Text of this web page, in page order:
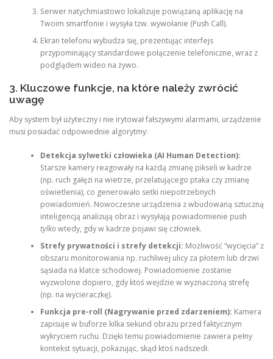
Serwer natychmiastowo lokalizuje powiązaną aplikację na
Twoim smartfonie i wysyła tzw. wywołanie (Push Call).
Ekran telefonu wybudza się, prezentując interfejs
przypominający standardowe połączenie telefoniczne, wraz z
podglądem wideo na żywo.
3. Kluczowe funkcje, na które należy zwrócić
uwagę
Aby system był użyteczny i nie irytował fałszywymi alarmami, urządzenie
musi posiadać odpowiednie algorytmy:
Detekcja sylwetki człowieka (AI Human Detection):
Starsze kamery reagowały na każdą zmianę pikseli w kadrze
(np. ruch gałęzi na wietrze, przelatującego ptaka czy zmianę
oświetlenia), co generowało setki niepotrzebnych
powiadomień. Nowoczesne urządzenia z wbudowaną sztuczną
inteligencją analizują obraz i wysyłają powiadomienie push
tylkowtedy, gdy w kadrze pojawi się człowiek.
Strefy prywatności i strefy detekcji: Możliwość “wycięcia” z
obszaru monitorowania np. ruchliwej ulicy za płotem lub drzwi
sąsiada na klatce schodowej. Powiadomienie zostanie
wyzwolone dopiero, gdy ktoś wejdzie w wyznaczoną strefę
(np. na wycieraczkę).
Funkcja pre-roll (Nagrywanie przed zdarzeniem): Kamera
zapisuje w buforze kilka sekund obrazu przed faktycznym
wykryciem ruchu. Dzięki temu powiadomienie zawiera pełny
kontekst sytuacji, pokazując, skąd ktoś nadszedł.